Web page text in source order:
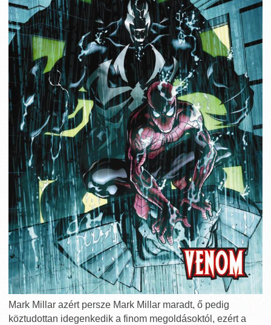
Mark Millar azért persze Mark Millar maradt, ő pedig
köztudottan idegenkedik a finom megoldásoktól, ezért a